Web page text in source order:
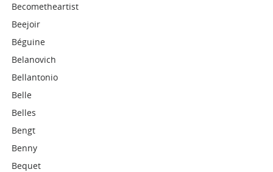
Becometheartist
Beejoir
Béguine
Belanovich
Bellantonio
Belle
Belles
Bengt
Benny
Bequet